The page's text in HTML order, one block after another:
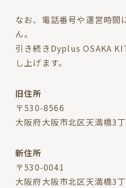
なお、電話番号や運営時間
ん。
引き続きDyplus OSAKA
し上げます。
旧住所
〒530-8566
大阪府大阪市北区天満橋3
新住所
〒530-0041
大阪府大阪市北区天満橋3